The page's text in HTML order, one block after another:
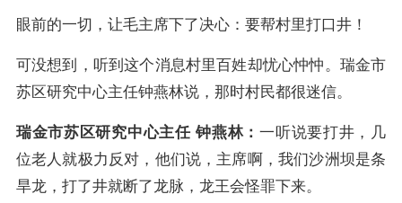
眼前的一切，让毛主席下了决心：要帮村里打口井！
可没想到，听到这个消息村里百姓却忧心忡忡。瑞金市
苏区研究中心主任钟燕林说，那时村民都很迷信。
瑞金市苏区研究中心主任 钟燕林：一听说要打井，几
位老人就极力反对，他们说，主席啊，我们沙洲坝是条
旱龙，打了井就断了龙脉，龙王会怪罪下来。